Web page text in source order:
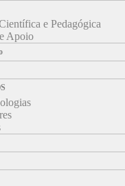
e Pedagógica
Apoio